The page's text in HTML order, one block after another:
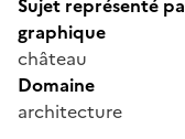
graphique
château
Domaine
architecture